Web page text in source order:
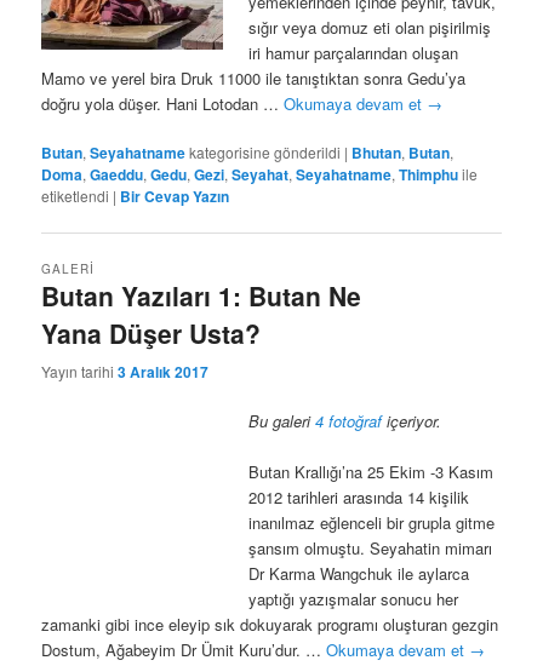
sığır veya domuz eti olan pişirilmiş
iri hamur parçalarından oluşan
Mamo ve yerel bira Druk 11000 ile tanıştıktan sonra Gedu’ya
doğru yola düşer. Hani Lotodan …Okumaya devam et →
Butan,Seyahatnamekategorisine gönderildi | Bhutan, Butan,
Doma,Gaeddu,Gedu,Gezi,Seyahat,Seyahatname,Thimphuile
etiketlendi | Bir Cevap Yazın
Butan Yazıları 1: Butan Ne
Yana Düşer Usta?
GALERI
Yayın tarihi3 Aralık 2017
Bu galeri4 fotoğrafiçeriyor.
Butan Krallığı’na 25 Ekim -3 Kasım
2012 tarihleri arasında 14 kişilik
inanılmaz eğlenceli bir grupla gitme
şansım olmuştu. Seyahatin mimarı
Dr Karma Wangchuk ile aylarca
yaptığı yazışmalar sonucu her
zamanki gibi ince eleyip sık dokuyarak programı oluşturan gezgin
Dostum, Ağabeyim Dr Ümit Kuru’dur. …Okumaya devam et →